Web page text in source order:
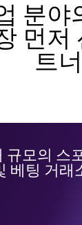
분야
먼저
트너
규모의 스
베팅 거래